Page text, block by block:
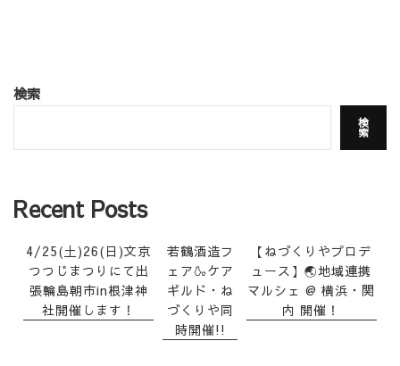
検索
検
索
Recent Posts
4/25(土)26(日)文京
つつじまつりにて出
張輪島朝市in根津神
社開催します！
若鶴酒造フ
ェア🍶ケア
ギルド・ね
づくりや同
時開催!!
【ねづくりやプロデ
ュース】🌏地域連携
マルシェ @ 横浜・関
内 開催！